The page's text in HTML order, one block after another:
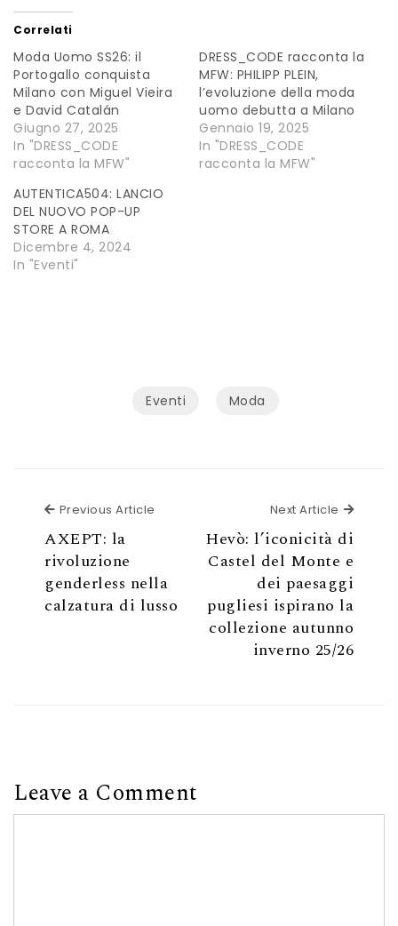
Correlati
Moda Uomo SS26: il
Portogallo conquista
Milano con Miguel Vieira
e David Catalán
Giugno 27, 2025
In "DRESS_CODE
racconta la MFW"
DRESS_CODE racconta la
MFW: PHILIPP PLEIN,
l’evoluzione della moda
uomo debutta a Milano
Gennaio 19, 2025
In "DRESS_CODE
racconta la MFW"
AUTENTICA504: LANCIO
DEL NUOVO POP-UP
STORE A ROMA
Dicembre 4, 2024
In "Eventi"
Eventi Moda
Previous Article
AXEPT: la
rivoluzione
genderless nella
calzatura di lusso
Next Article Next
Hevò: l’iconicità di
Castel del Monte e
dei paesaggi
pugliesi ispirano la
collezione autunno
inverno 25/26
Leave a Comment